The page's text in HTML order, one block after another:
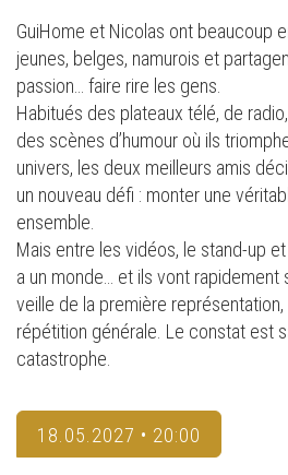
GuiHome et Nicolas ont beaucoup
jeunes, belges, namurois et
passion… faire rire les gens.
Habitués des plateaux télé, de
des scènes d’humour où ils
univers, les deux meilleurs amis
un nouveau défi : monter une
ensemble.
Mais entre les vidéos, le stand-up et
a un monde… et ils vont rapidement
veille de la première représentation,
répétition générale. Le constat est
catastrophe.
18.05.2027 • 20:00